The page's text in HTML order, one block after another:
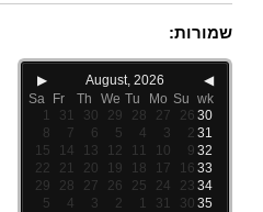
שמורות:
◀
August, 2026
▶
wk
Su
Mo
Tu
We
Th
Fr
Sa
30
26
27
28
29
30
31
1
31
2
3
4
5
6
7
8
32
9
10
11
12
13
14
15
33
16
17
18
19
20
21
22
34
23
24
25
26
27
28
29
35
30
31
1
2
3
4
5